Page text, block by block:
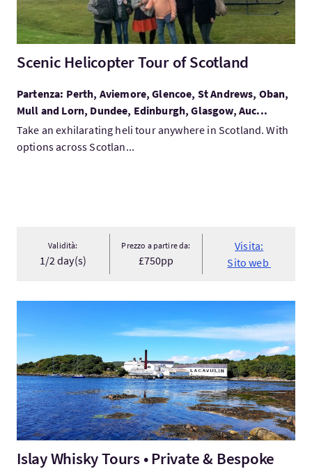
Scenic Helicopter Tour of Scotland
Partenza: Perth, Aviemore, Glencoe, St Andrews, Oban,
Mull and Lorn, Dundee, Edinburgh, Glasgow, Auc...
Take an exhilarating heli tour anywhere in Scotland. With
options across Scotlan...
Validità:
1/2 day(s)
Prezzo a partire da:
£750pp
Visita:
Sito web
Islay Whisky Tours • Private & Bespoke